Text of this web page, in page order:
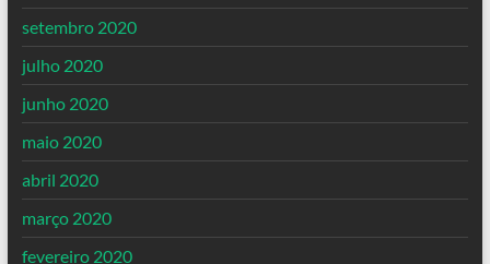
setembro 2020
julho 2020
junho 2020
maio 2020
abril 2020
março 2020
fevereiro 2020